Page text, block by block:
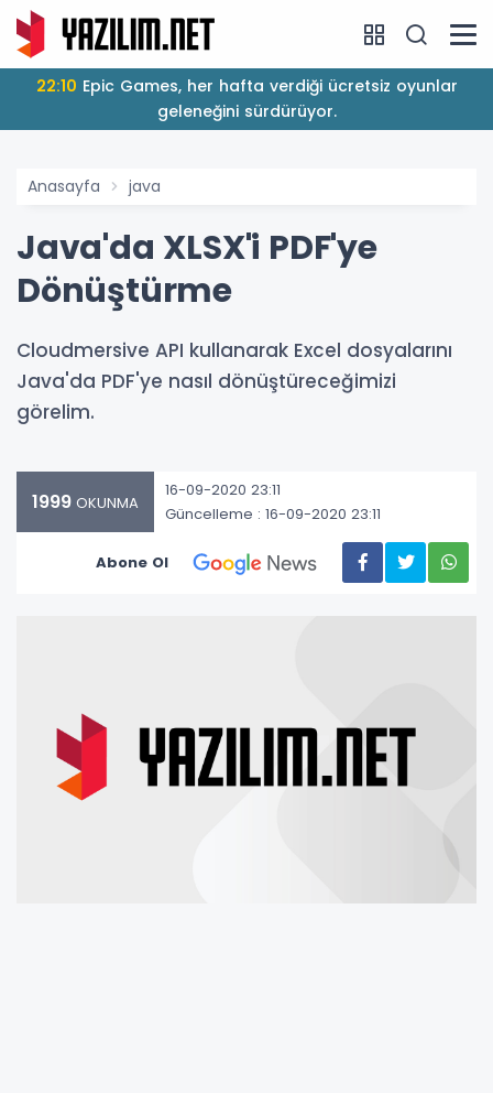
22:10
geleneğini sürdürüyor.
Anasayfa java
Java'da XLSX'i PDF'ye
Dönüştürme
Cloudmersive API kullanarak Excel dosyalarını
Java'da PDF'ye nasıl dönüştüreceğimizi
görelim.
1999 OKUNMA
16-09-2020 23:11
Güncelleme : 16-09-2020 23:11
Abone Ol